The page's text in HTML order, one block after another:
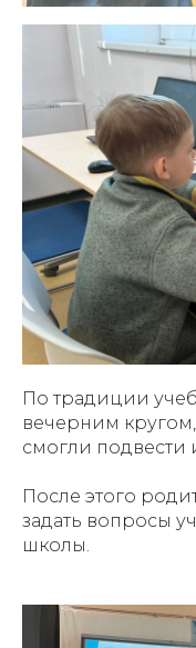
По традиции
вечерним
смогли подвести
После этого
задать вопросы
школы.